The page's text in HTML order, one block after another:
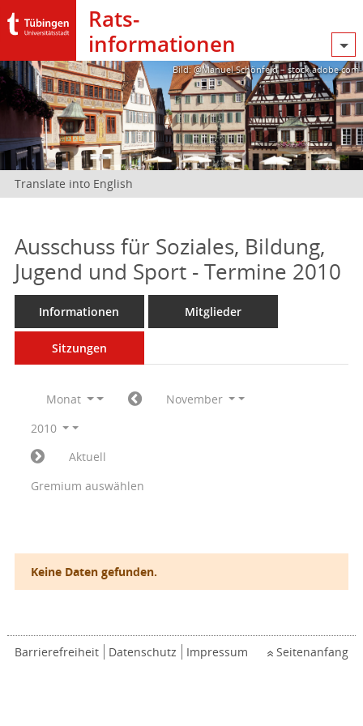
Rats­
informationen
Bild: @Manuel Schönfeld – stock.adobe.com
Translate into English
Ausschuss für Soziales, Bildung,
Jugend und Sport - Termine 2010
Informationen Mitglieder
Sitzungen
Monat
November
2010
Aktuell
Gremium auswählen
Keine Daten gefunden.
Barrierefreiheit Datenschutz Impressum Seitenanfang